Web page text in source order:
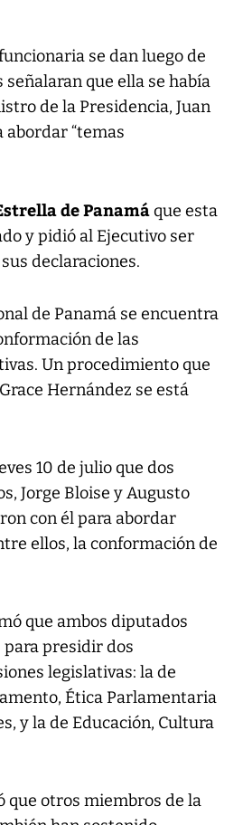
se dan luego de
señalaran que ella se había
de la Presidencia, Juan
abordar “temas
de Panamáque esta
y pidió al Ejecutivo ser
declaraciones.
de Panamá se encuentra
de las
Un procedimiento que
Hernández se está
10 de julio que dos
Jorge Bloise y Augusto
con él para abordar
ellos, la conformación de
que ambos diputados
presidir dos
legislativas: la de
Ética Parlamentaria
y la de Educación, Cultura
que otros miembros de la